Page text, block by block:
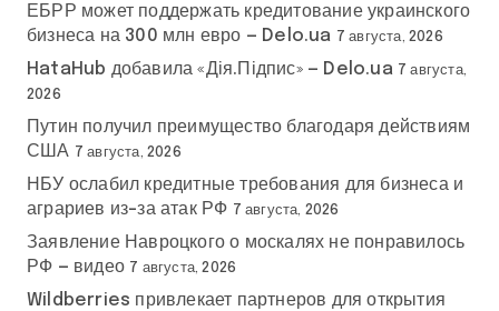
ЕБРР может поддержать кредитование украинского
бизнеса на 300 млн евро — Delo.ua 7 августа, 2026
HataHub добавила «Дія.Підпис» — Delo.ua 7 августа,
2026
Путин получил преимущество благодаря действиям
США 7 августа, 2026
НБУ ослабил кредитные требования для бизнеса и
аграриев из-за атак РФ 7 августа, 2026
Заявление Навроцкого о москалях не понравилось
РФ — видео 7 августа, 2026
Wildberries привлекает партнеров для открытия